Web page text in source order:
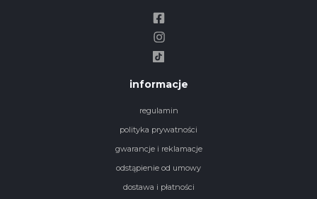
informacje
regulamin
polityka prywatności
gwarancje i reklamacje
odstąpienie od umowy
dostawa i płatności